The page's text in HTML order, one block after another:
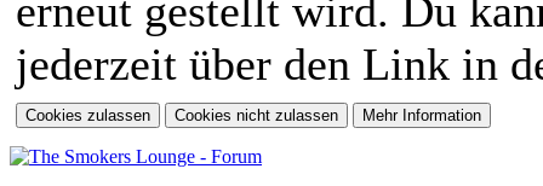
erneut gestellt wird. Du
jederzeit über den Link in